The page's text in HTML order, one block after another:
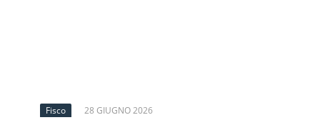
Fisco 28 GIUGNO 2026